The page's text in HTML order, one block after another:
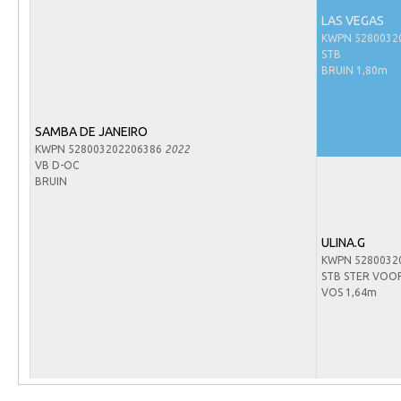
PEDIGREE ONLINE
Informatie aan je paard of pony toevoegen
SAMBA DE JANEIRO
KWPN 528003202206386 2022
VB D-OC
BRUIN
LAS VEGAS
KWPN
STB
BRUIN 1,80m
ULINA.G
KWPN
STB STER
VOS 1,64m